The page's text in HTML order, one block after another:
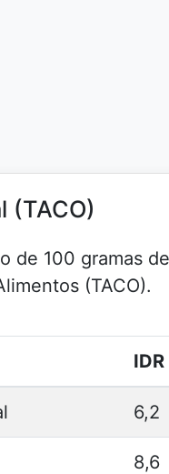
(TACO)
de 100 gramas
(TACO).
6,2
8,6